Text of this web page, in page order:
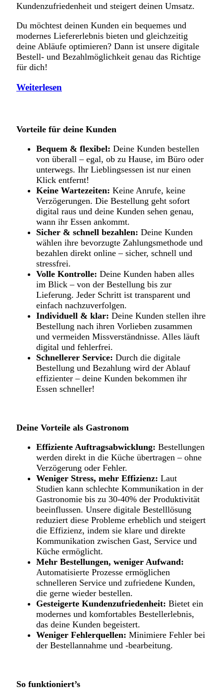
Kundenzufriedenheit und steigert deinen Umsatz.
Du möchtest deinen Kunden ein bequemes und
modernes Liefererlebnis bieten und gleichzeitig
deine Abläufe optimieren? Dann ist unsere digitale
Bestell- und Bezahlmöglichkeit genau das Richtige
für dich!
Weiterlesen
Vorteile für deine Kunden
Bequem & flexibel: Deine Kunden bestellen
von überall – egal, ob zu Hause, im Büro oder
unterwegs. Ihr Lieblingsessen ist nur einen
Klick entfernt!
Keine Wartezeiten: Keine Anrufe, keine
Verzögerungen. Die Bestellung geht sofort
digital raus und deine Kunden sehen genau,
wann ihr Essen ankommt.
Sicher & schnell bezahlen: Deine Kunden
wählen ihre bevorzugte Zahlungsmethode und
bezahlen direkt online – sicher, schnell und
stressfrei.
Volle Kontrolle: Deine Kunden haben alles
im Blick – von der Bestellung bis zur
Lieferung. Jeder Schritt ist transparent und
einfach nachzuverfolgen.
Individuell & klar: Deine Kunden stellen ihre
Bestellung nach ihren Vorlieben zusammen
und vermeiden Missverständnisse. Alles läuft
digital und fehlerfrei.
Schnellerer Service: Durch die digitale
Bestellung und Bezahlung wird der Ablauf
effizienter – deine Kunden bekommen ihr
Essen schneller!
Deine Vorteile als Gastronom
Effiziente Auftragsabwicklung: Bestellungen
werden direkt in die Küche übertragen – ohne
Verzögerung oder Fehler.
Weniger Stress, mehr Effizienz: Laut
Studien kann schlechte Kommunikation in der
Gastronomie bis zu 30-40% der Produktivität
beeinflussen. Unsere digitale Bestelllösung
reduziert diese Probleme erheblich und steigert
die Effizienz, indem sie klare und direkte
Kommunikation zwischen Gast, Service und
Küche ermöglicht.
Mehr Bestellungen, weniger Aufwand:
Automatisierte Prozesse ermöglichen
schnelleren Service und zufriedene Kunden,
die gerne wieder bestellen.
Gesteigerte Kundenzufriedenheit: Bietet ein
modernes und komfortables Bestellerlebnis,
das deine Kunden begeistert.
Weniger Fehlerquellen: Minimiere Fehler bei
der Bestellannahme und -bearbeitung.
So funktioniert’s